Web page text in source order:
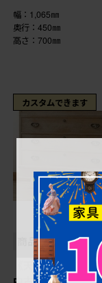
幅：1,065㎜
奥行：450㎜
高さ：700㎜
カスタムできます
商品番号 R-
《天板取り付け加